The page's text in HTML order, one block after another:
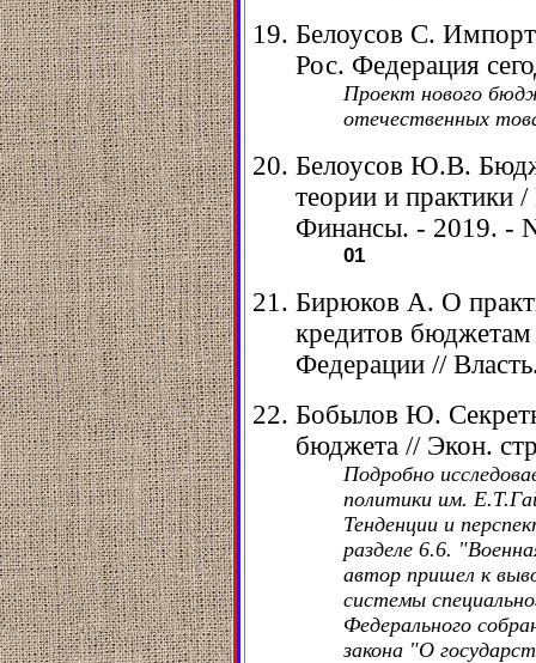
Белоусов С.
Рос. Федерация
Проект нового
отечественных
Белоусов Ю.В.
теории и
Финансы. - 2019. -
01
Бирюков А. О
кредитов бюджетам
Федерации //
Бобылов Ю.
бюджета // Экон.
Подробно
политики им.
Тенденции и
разделе 6.6.
автор пришел к
системы
Федерального
закона "О